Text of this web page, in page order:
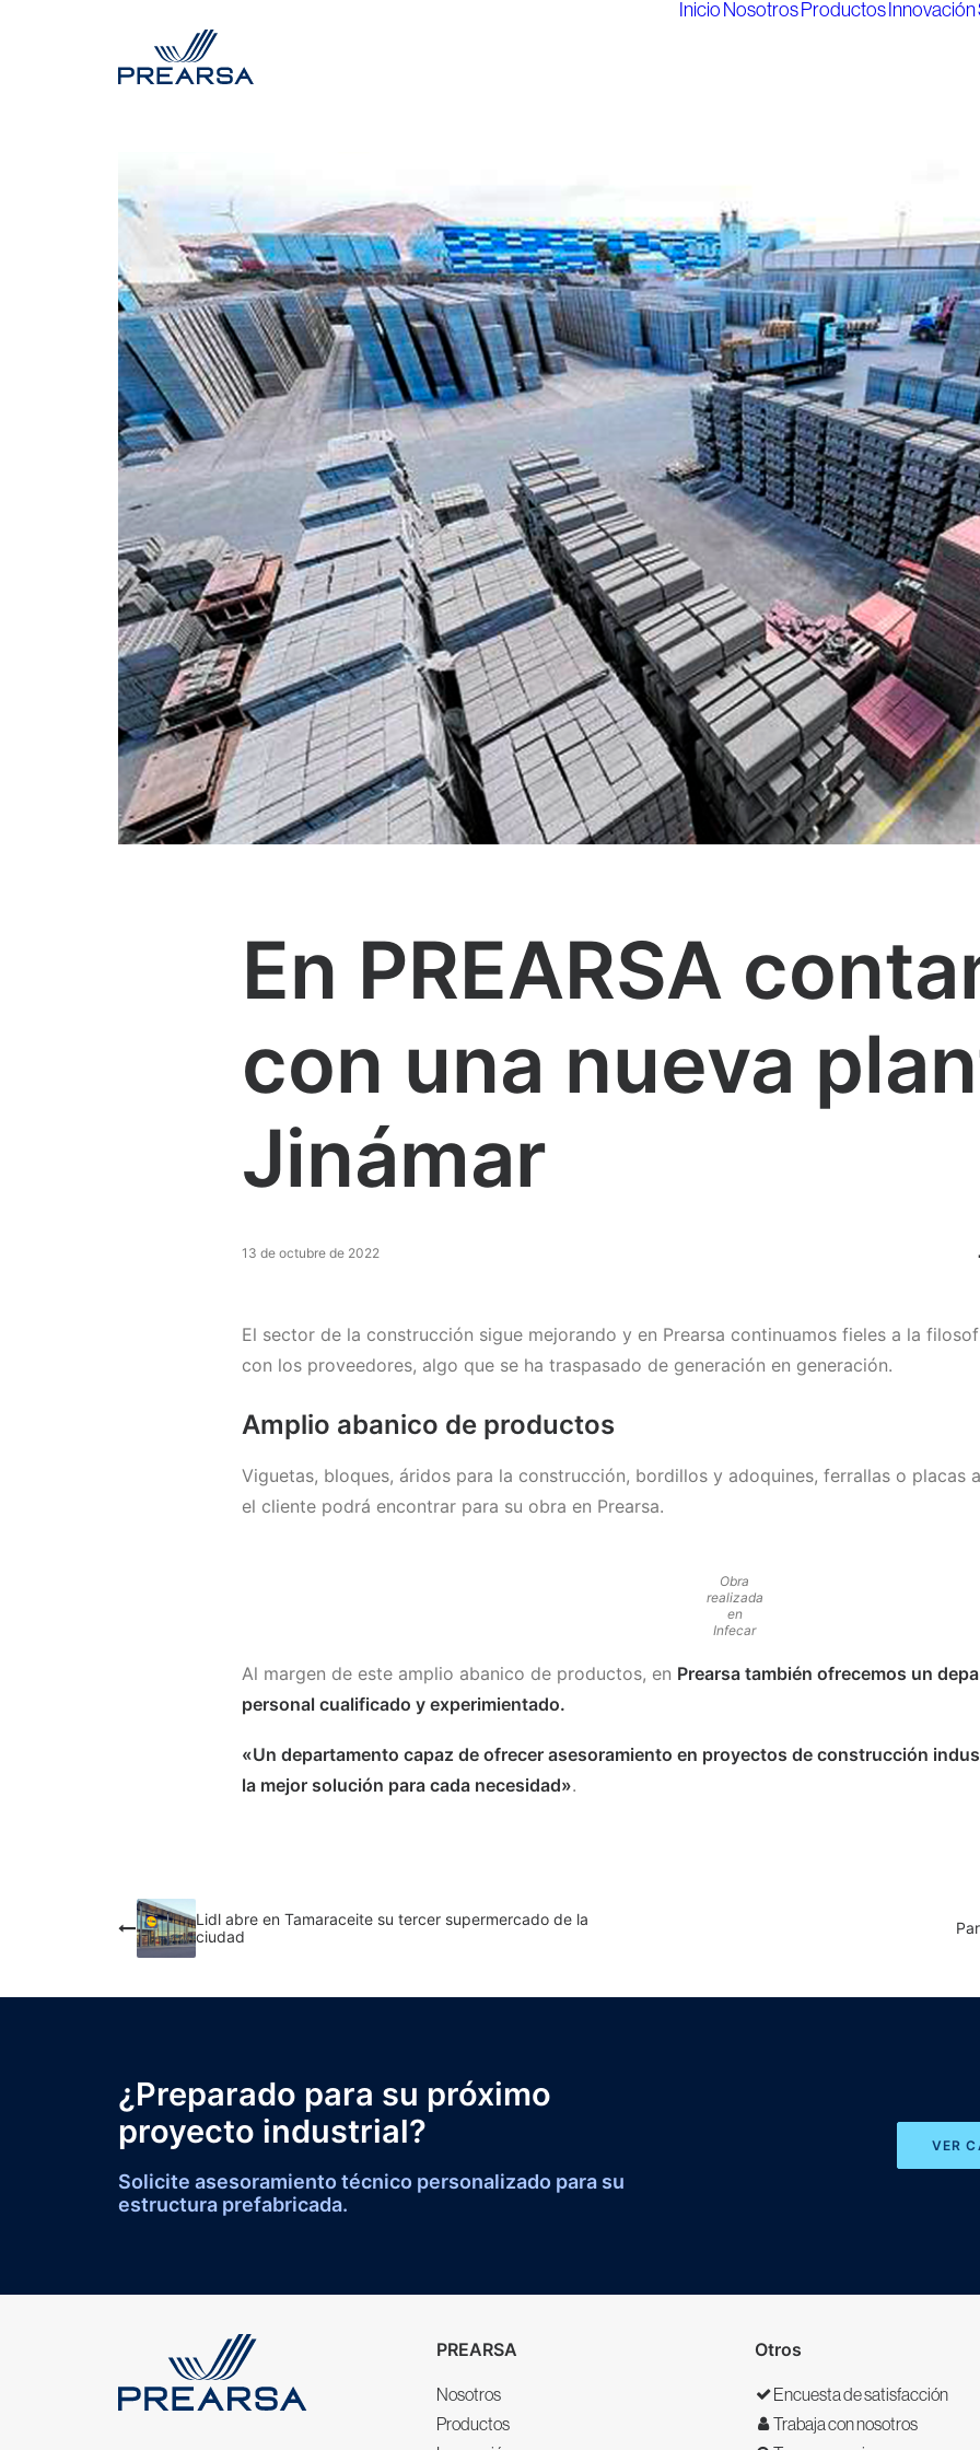
Inicio Nosotros Productos Innovación
En PREARSA
con una nueva
Jinámar
13 de octubre de 2022
El sector de la construcción sigue mejorando y en Prearsa continuamos fieles a la
con los proveedores, algo que se ha traspasado de generación en generación.
Amplio abanico de productos
Viguetas, bloques, áridos para la construcción, bordillos y adoquines, ferrallas o placas
el cliente podrá encontrar para su obra en Prearsa.
Obra
realizada
en
Infecar
Al margen de este amplio abanico de productos, en Prearsa también ofrecemos un
personal cualificado y experimientado.
«Un departamento capaz de ofrecer asesoramiento en proyectos de construcción
la mejor solución para cada necesidad».
Lidl abre en Tamaraceite su tercer supermercado de la
ciudad
¿Preparado para su próximo
proyecto industrial?
Solicite asesoramiento técnico personalizado para su
estructura prefabricada.
VER
PREARSA
Nosotros
Productos
Otros
Encuesta de satisfacción
Trabaja con nosotros